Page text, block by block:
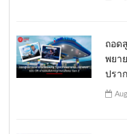
ถอด
พยา
ปรา